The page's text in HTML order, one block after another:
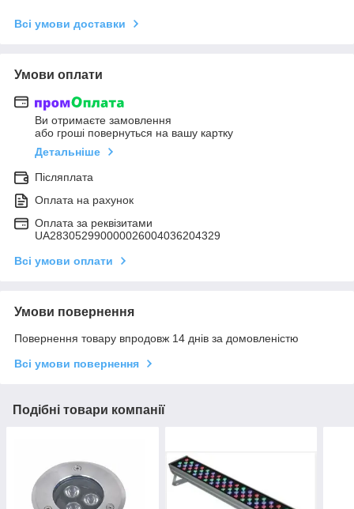
Всі умови доставки
Умови оплати
Ви отримаєте замовлення
або гроші повернуться на вашу картку
Детальніше
Післяплата
Оплата на рахунок
Оплата за реквізитами
UA283052990000026004036204329
Всі умови оплати
Умови повернення
Повернення товару впродовж 14 днів за домовленістю
Всі умови повернення
Подібні товари компанії